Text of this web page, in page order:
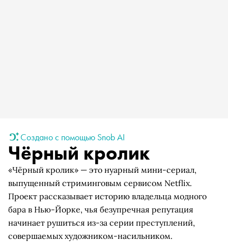
Создано с помощью Snob AI
Чёрный кролик
«Чёрный кролик» — это нуарный мини-сериал,
выпущенный стриминговым сервисом Netflix.
Проект рассказывает историю владельца модного
бара в Нью-Йорке, чья безупречная репутация
начинает рушиться из-за серии преступлений,
совершаемых художником-насильником.